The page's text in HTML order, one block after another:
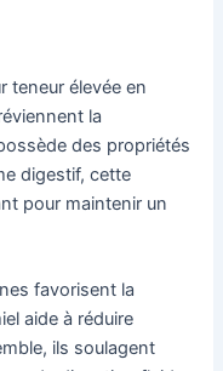
teneur élevée en
la
des propriétés
digestif, cette
pour maintenir un
favorisent la
aide à réduire
ils soulagent